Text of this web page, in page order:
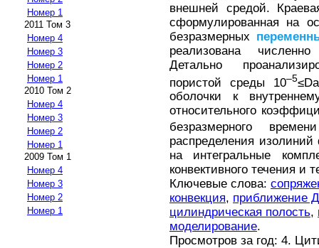
Номер 1
2011 Том 3
Номер 4
Номер 3
Номер 2
Номер 1
2010 Том 2
Номер 4
Номер 3
Номер 2
Номер 1
2009 Том 1
Номер 4
Номер 3
Номер 2
Номер 1
внешней средой.
сформулированная на
безразмерных
реализована
Детально
пористой среды 10–5
оболочки к
относительного
безразмерного
распределения
на интегральные
конвективного течения и
Ключевые слова:
конвекция, приближение
цилиндрическая полость,
моделирование.
Просмотров за год: 4.